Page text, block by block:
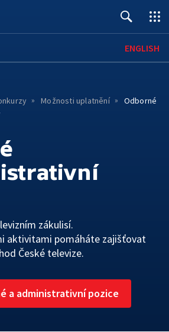
ENGLISH
situace
Možnosti uplatnění
Odborné
zákulisí.
aktivitami pomáháte zajišťovat
České televize.
a administrativní pozice